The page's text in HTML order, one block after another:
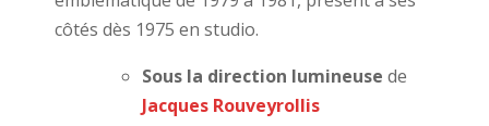
côtés dès 1975 en studio.
Sous la direction lumineuse de
Jacques Rouveyrollis